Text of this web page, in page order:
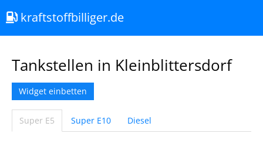
kraftstoffbilliger.de
Tankstellen in Kleinblittersdorf
Widget einbetten
Super E5 Super E10 Diesel